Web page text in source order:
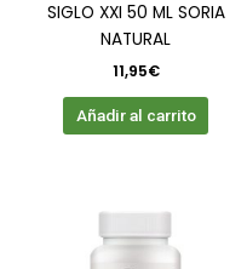
SIGLO XXI 50 ML SORIA
NATURAL
11,95€
Añadir al carrito